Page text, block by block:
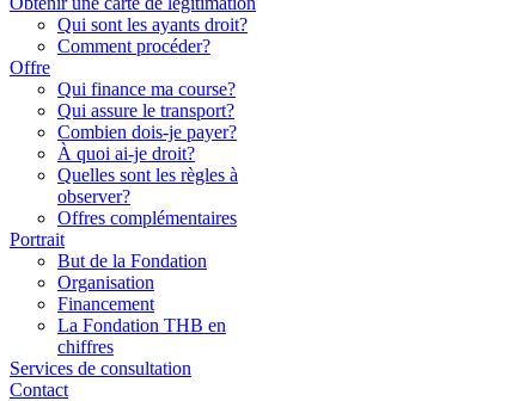
Qui sont les ayants droit?
Comment procéder?
Offre
Qui finance ma course?
Qui assure le transport?
Combien dois-je payer?
À quoi ai-je droit?
Quelles sont les règles à
observer?
Offres complémentaires
Portrait
But de la Fondation
Organisation
Financement
La Fondation THB en
chiffres
Services de consultation
Contact